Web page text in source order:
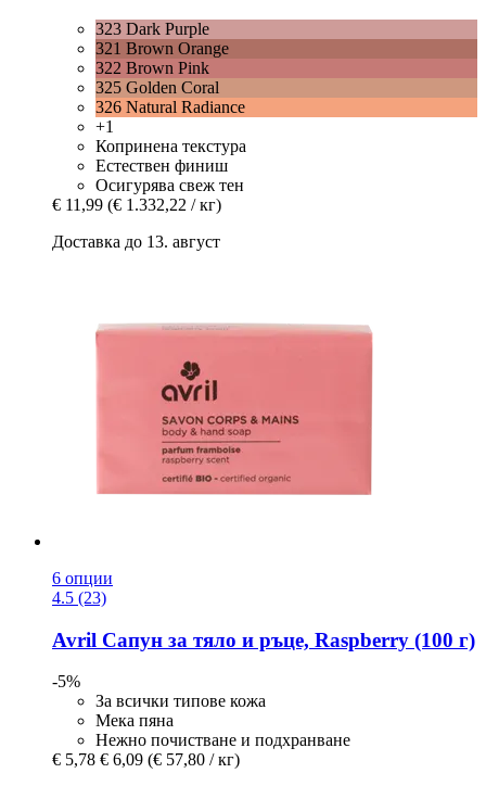
323 Dark Purple
321 Brown Orange
322 Brown Pink
325 Golden Coral
326 Natural Radiance
+1
Копринена текстура
Естествен финиш
Осигурява свеж тен
€ 11,99 (€ 1.332,22 / кг)
Доставка до 13. август
6 опции
4.5 (23)
Avril Сапун за тяло и ръце, Raspberry (100 г)
-5%
За всички типове кожа
Мека пяна
Нежно почистване и подхранване
€ 5,78 € 6,09 (€ 57,80 / кг)